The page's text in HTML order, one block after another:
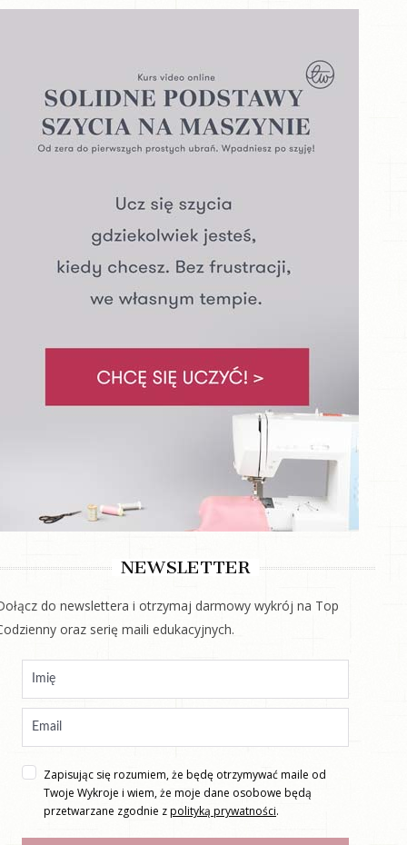
NEWSLETTER
do newslettera i otrzymaj darmowy wykrój na Top
oraz serię maili edukacyjnych.
Zapisując się rozumiem, że będę otrzymywać maile od
Twoje Wykroje i wiem, że moje dane osobowe będą
przetwarzane zgodnie zpolityką prywatności.